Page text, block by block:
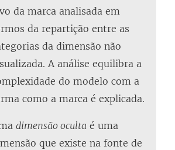
da marca analisada em
da repartição entre as
da dimensão não
A análise equilibra a
do modelo com a
como a marca é explicada.
dimensão oculta é uma
que existe na fonte de